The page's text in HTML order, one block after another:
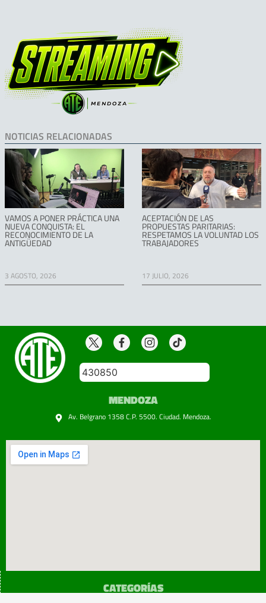
NOTICIAS RELACIONADAS
VAMOS A PONER PRÁCTICA UNA
NUEVA CONQUISTA: EL
RECONOCIMIENTO DE LA
ANTIGÜEDAD
3 AGOSTO, 2026
ACEPTACIÓN DE LAS
PROPUESTAS PARITARIAS:
RESPETAMOS LA VOLUNTAD LOS
TRABAJADORES
17 JULIO, 2026
430850
MENDOZA
Av. Belgrano 1358 C.P. 5500. Ciudad. Mendoza.
CATEGORÍAS